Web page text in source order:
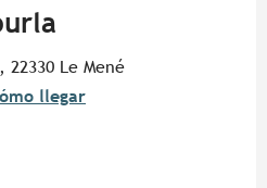
22330 Le Mené
llegar